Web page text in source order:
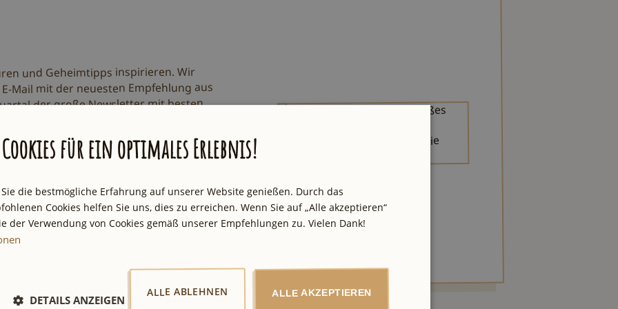
und Geheimtipps inspirieren. Wir
Mail mit der neuesten Empfehlung aus
der große Newsletter mit besten
zu.
für ein optimales Erlebnis!
die bestmögliche Erfahrung auf unserer Website genießen. Durch das
Cookies helfen Sie uns, dies zu erreichen. Wenn Sie auf „Alle akzeptieren“
der Verwendung von Cookies gemäß unserer Empfehlungen zu. Vielen Dank!
ALLE AKZEPTIEREN
ALLE ABLEHNEN
DETAILS ANZEIGEN